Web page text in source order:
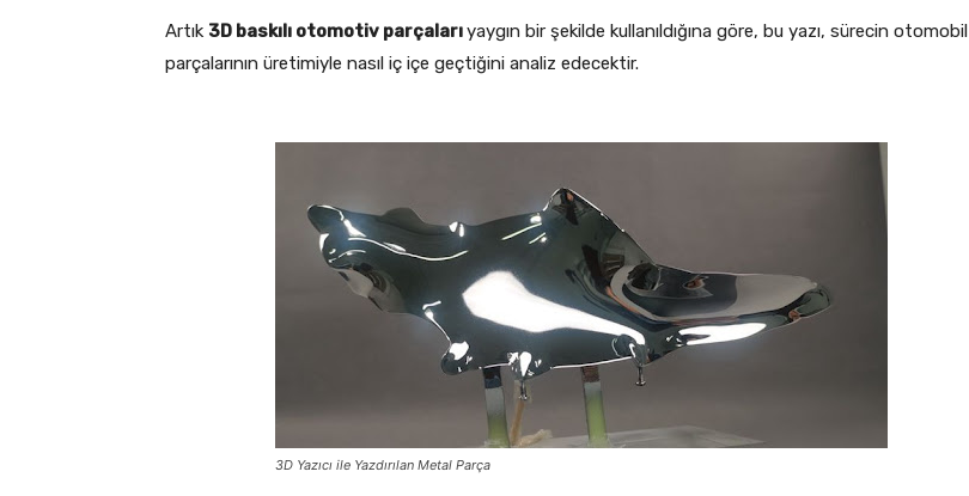
Artık 3D baskılı otomotiv parçalarıyaygın bir şekilde kullanıldığına göre, bu yazı, sürecin otomobil
parçalarının üretimiyle nasıl iç içe geçtiğini analiz edecektir.
3D Yazıcı ile Yazdırılan Metal Parça